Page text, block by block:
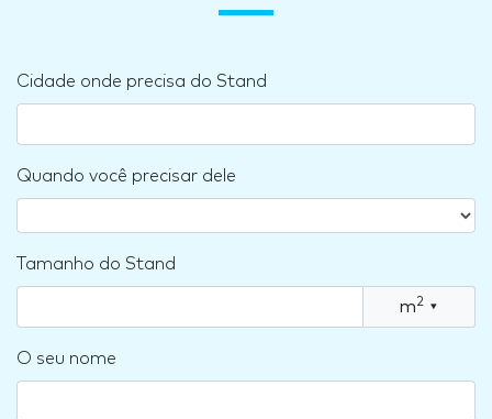
Cidade onde precisa do Stand
Quando você precisar dele
Tamanho do Stand
m2 ▾
O seu nome